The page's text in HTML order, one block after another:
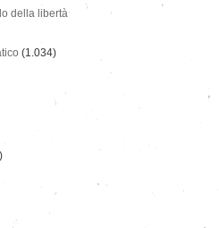
della libertà
(1.034)